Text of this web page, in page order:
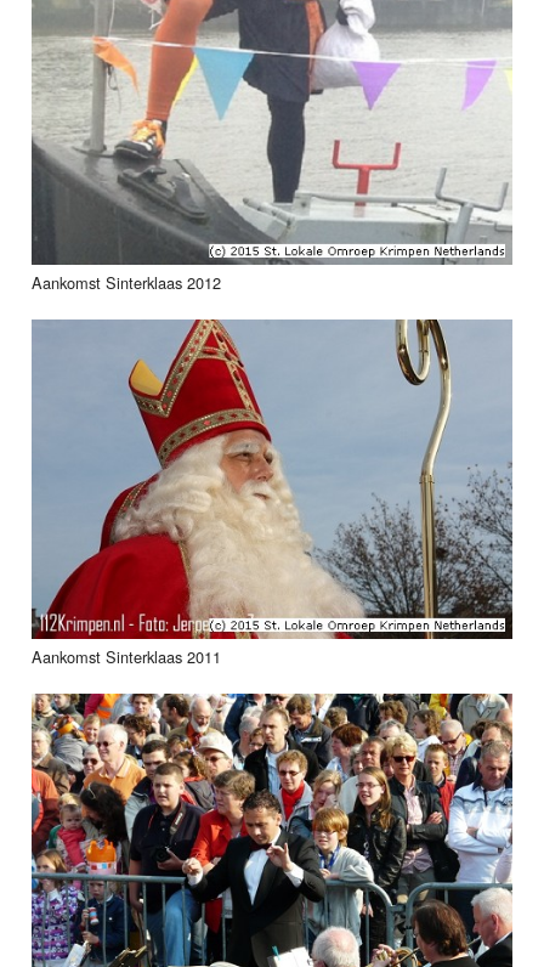
Aankomst Sinterklaas 2012
Aankomst Sinterklaas 2011